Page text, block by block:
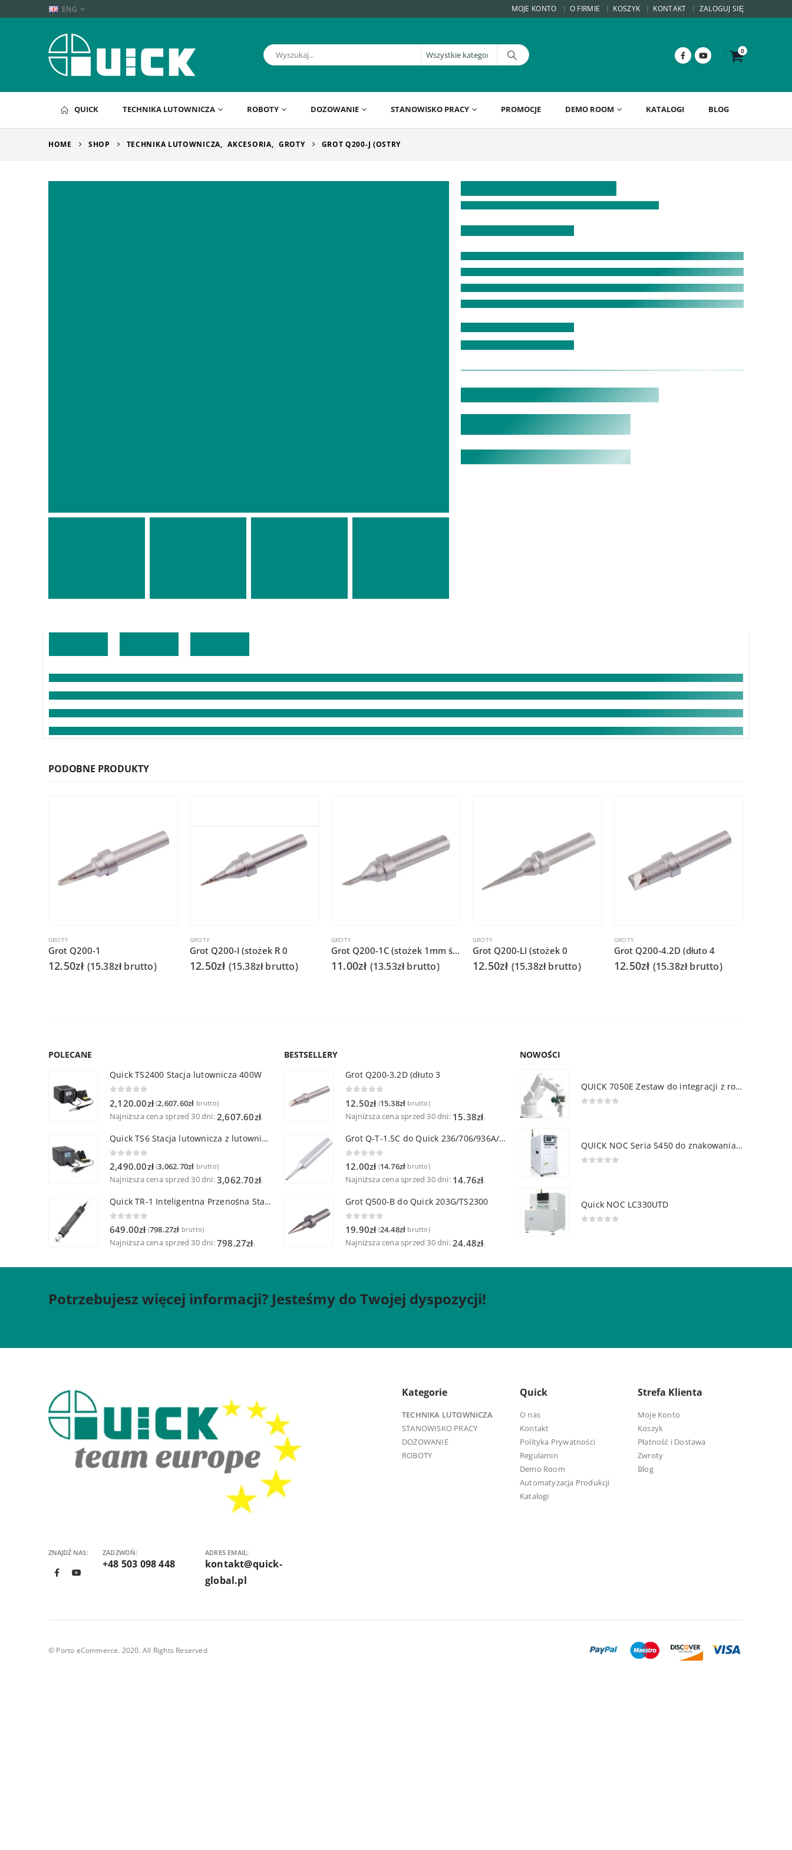
ENG MOJE KONTO O FIRMIE KOSZYK KONTAKT ZALOGUJ SIĘ
0
QUICK TECHNIKA LUTOWNICZA ROBOTY DOZOWANIE STANOWISKO PRACY PROMOCJE DEMO ROOM KATALOGI BLOG
HOME SHOP TECHNIKA LUTOWNICZA, AKCESORIA, GROTY GROT Q200-J (OSTRY
PODOBNE PRODUKTY
GROTY
Grot Q200-1
12.50zł (15.38złbrutto)
GROTY
Grot Q200-I (stożek R 0
12.50zł (15.38złbrutto)
GROTY
Grot Q200-1C (stożek 1mm ścięty) 3202/203H/376D/LF3000
11.00zł (13.53złbrutto)
GROTY
Grot Q200-LI (stożek 0
12.50zł (15.38złbrutto)
GROTY
Grot Q200-4.2D (dłuto 4
12.50zł (15.38złbrutto)
POLECANE
Quick TS2400 Stacja lutownicza 400W
2,120.00zł (2,607.60zł brutto)
Najniższa cena sprzed 30 dni:2,607.60zł.
Quick TS6 Stacja lutownicza z lutownicą pincetową 60W
2,490.00zł (3,062.70zł brutto)
Najniższa cena sprzed 30 dni:3,062.70zł.
Quick TR-1 Inteligentna Przenośna Stacja Hot-Air
0 out of 5
649.00zł (798.27zł brutto)
Najniższa cena sprzed 30 dni:798.27zł.
BESTSELLERY
Grot Q200-3.2D (dłuto 3
12.50zł (15.38zł brutto)
Najniższa cena sprzed 30 dni: 15.38zł.
Grot Q-T-1.5C do Quick 236/706/936A/3104/3102/TS1100
12.00zł (14.76zł brutto)
Najniższa cena sprzed 30 dni: 14.76zł.
Grot Q500-B do Quick 203G/TS2300
0 out of 5
19.90zł (24.48zł brutto)
Najniższa cena sprzed 30 dni:24.48zł.
NOWOŚCI
QUICK 7050E Zestaw do integracji z robotem
QUICK NOC Seria S450 do znakowania PCB
Quick NOC LC330UTD
Potrzebujesz więcej informacji? Jesteśmy do Twojej dyspozycji!
ZNAJDŹ NAS: ZADZWOŃ:
+48 503 098 448
ADRES EMAIL:
kontakt@quick-
global.pl
Kategorie
TECHNIKA LUTOWNICZA
STANOWISKO PRACY
DOZOWANIE
ROBOTY
Quick
O nas
Kontakt
Polityka Prywatności
Regulamin
Demo Room
Automatyzacja Produkcji
Katalogi
Strefa Klienta
Moje Konto
Koszyk
Płatność i Dostawa
Zwroty
Blog
© Porto eCommerce. 2020. All Rights Reserved